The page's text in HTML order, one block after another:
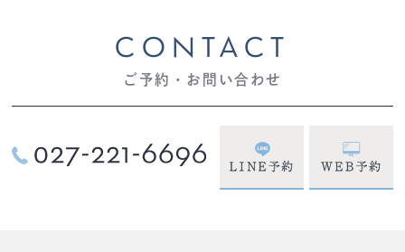
CONTACT
ご予約・お問い合わせ